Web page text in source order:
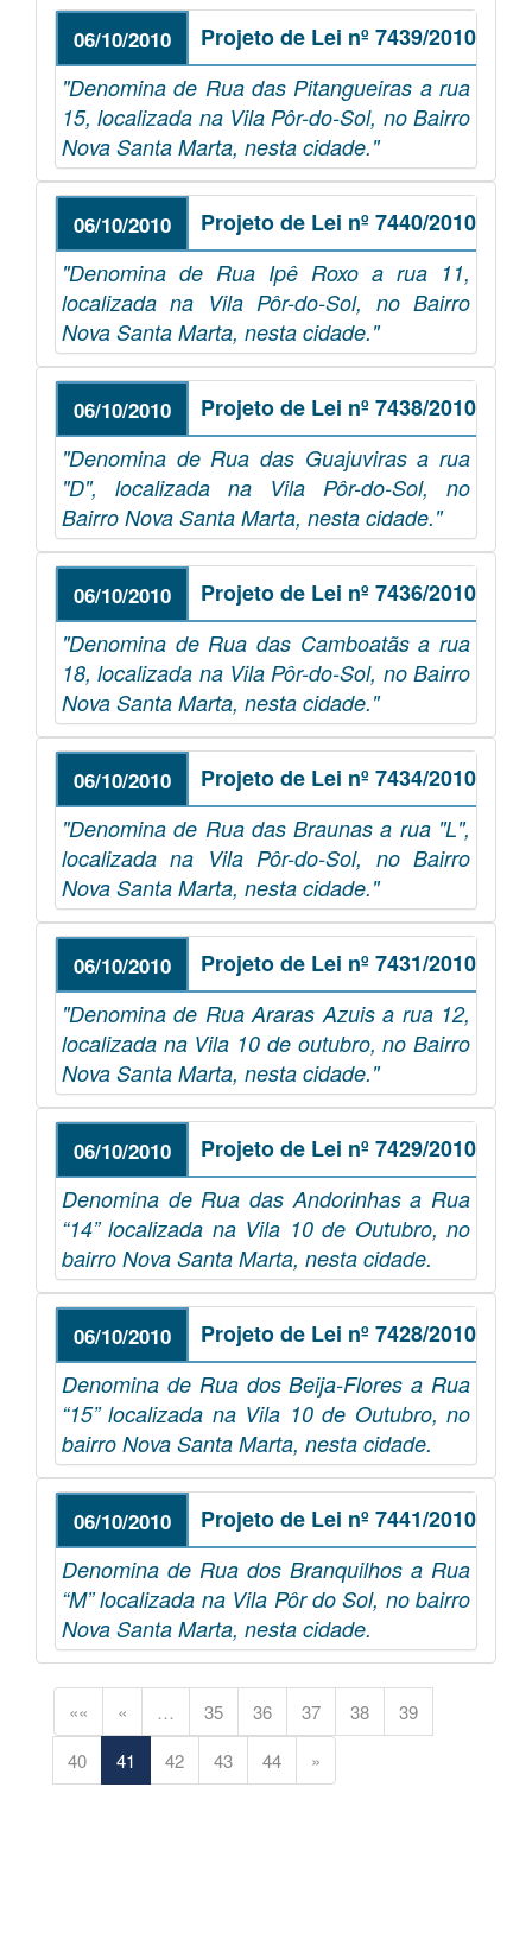
06/10/2010 Projeto de Lei nº 7439/2010
"Denomina de Rua das Pitangueiras a rua
15, localizada na Vila Pôr-do-Sol, no Bairro
Nova Santa Marta, nesta cidade."
06/10/2010 Projeto de Lei nº 7440/2010
"Denomina de Rua Ipê Roxo a rua 11,
localizada na Vila Pôr-do-Sol, no Bairro
Nova Santa Marta, nesta cidade."
06/10/2010 Projeto de Lei nº 7438/2010
"Denomina de Rua das Guajuviras a rua
"D", localizada na Vila Pôr-do-Sol, no
Bairro Nova Santa Marta, nesta cidade."
06/10/2010 Projeto de Lei nº 7436/2010
"Denomina de Rua das Camboatãs a rua
18, localizada na Vila Pôr-do-Sol, no Bairro
Nova Santa Marta, nesta cidade."
06/10/2010 Projeto de Lei nº 7434/2010
"Denomina de Rua das Braunas a rua "L",
localizada na Vila Pôr-do-Sol, no Bairro
Nova Santa Marta, nesta cidade."
06/10/2010 Projeto de Lei nº 7431/2010
"Denomina de Rua Araras Azuis a rua 12,
localizada na Vila 10 de outubro, no Bairro
Nova Santa Marta, nesta cidade."
06/10/2010 Projeto de Lei nº 7429/2010
Denomina de Rua das Andorinhas a Rua
“14” localizada na Vila 10 de Outubro, no
bairro Nova Santa Marta, nesta cidade.
06/10/2010 Projeto de Lei nº 7428/2010
Denomina de Rua dos Beija-Flores a Rua
“15” localizada na Vila 10 de Outubro, no
bairro Nova Santa Marta, nesta cidade.
06/10/2010 Projeto de Lei nº 7441/2010
Denomina de Rua dos Branquilhos a Rua
“M” localizada na Vila Pôr do Sol, no bairro
Nova Santa Marta, nesta cidade.
«« « … 35 36 37 38
39
40
41 42 43 44 »